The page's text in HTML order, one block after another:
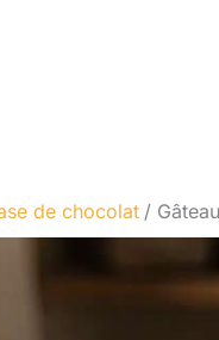
de chocolat